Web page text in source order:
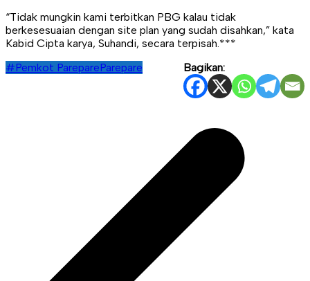
“Tidak mungkin kami terbitkan PBG kalau tidak
berkesesuaian dengan site plan yang sudah disahkan,” kata
Kabid Cipta karya, Suhandi, secara terpisah.***
Bagikan:
#Pemkot ParepareParepare